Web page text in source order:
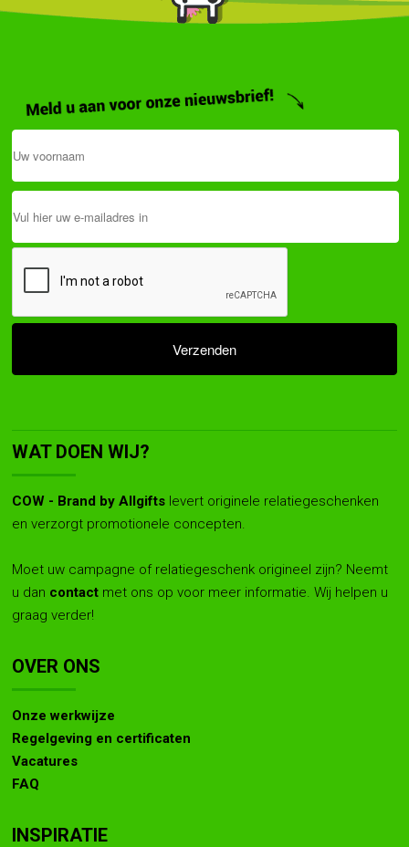
WAT DOEN WIJ?
COW - Brand by Allgifts levert originele relatiegeschenken
en verzorgt promotionele concepten.
Moet uw campagne of relatiegeschenk origineel zijn? Neemt
u dan contact met ons op voor meer informatie. Wij helpen u
graag verder!
OVER ONS
Onze werkwijze
Regelgeving en certificaten
Vacatures
FAQ
INSPIRATIE